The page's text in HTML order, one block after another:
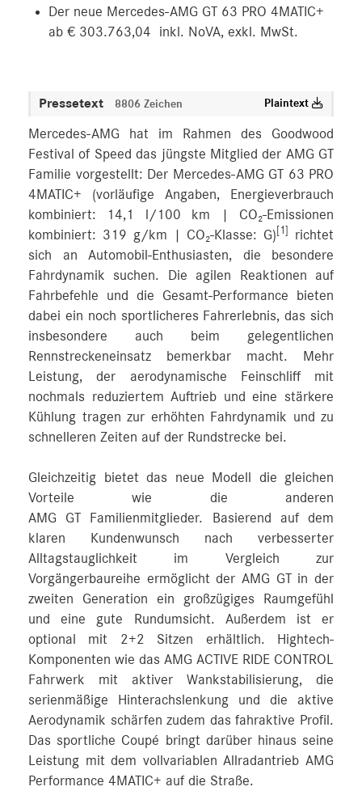
Der neue Mercedes-AMG GT 63 PRO 4MATIC+
ab € 303.763,04 inkl. NoVA, exkl. MwSt.
Pressetext 8806 Zeichen Plaintext
Mercedes-AMG hat im Rahmen des Goodwood
Festival of Speed das jüngste Mitglied der AMG GT
Familie vorgestellt: Der Mercedes-AMG GT 63 PRO
4MATIC+ (vorläufige Angaben, Energieverbrauch
kombiniert: 14,1 l/100 km | CO₂-Emissionen
kombiniert: 319 g/km | CO₂-Klasse: G) [1]
richtet
sich an Automobil-Enthusiasten, die besondere
Fahrdynamik suchen. Die agilen Reaktionen auf
Fahrbefehle und die Gesamt-Performance bieten
dabei ein noch sportlicheres Fahrerlebnis, das sich
insbesondere auch beim gelegentlichen
Rennstreckeneinsatz bemerkbar macht. Mehr
Leistung, der aerodynamische Feinschliff mit
nochmals reduziertem Auftrieb und eine stärkere
Kühlung tragen zur erhöhten Fahrdynamik und zu
schnelleren Zeiten auf der Rundstrecke bei.
Gleichzeitig bietet das neue Modell die gleichen
Vorteile wie die anderen
AMG GT Familienmitglieder. Basierend auf dem
klaren Kundenwunsch nach verbesserter
Alltagstauglichkeit im Vergleich zur
Vorgängerbaureihe ermöglicht der AMG GT in der
zweiten Generation ein großzügiges Raumgefühl
und eine gute Rundumsicht. Außerdem ist er
optional mit 2+2 Sitzen erhältlich. Hightech-
Komponenten wie das AMG ACTIVE RIDE CONTROL
Fahrwerk mit aktiver Wankstabilisierung, die
serienmäßige Hinterachslenkung und die aktive
Aerodynamik schärfen zudem das fahraktive Profil.
Das sportliche Coupé bringt darüber hinaus seine
Leistung mit dem vollvariablen Allradantrieb AMG
Performance 4MATIC+ auf die Straße.